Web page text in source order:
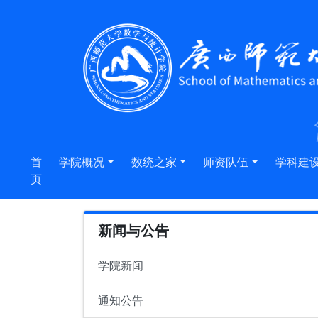
首
页
学院概况 数统之家 师资队伍 学科建
新闻与公告
学院新闻
通知公告